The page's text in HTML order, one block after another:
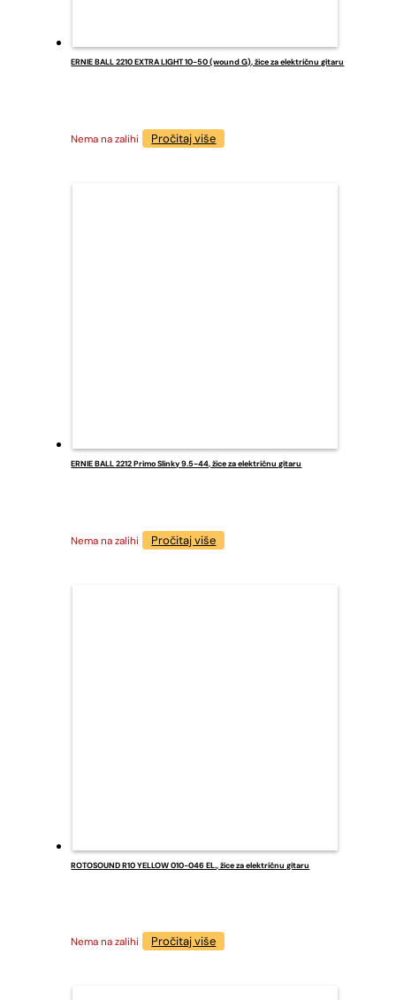
ERNIE BALL 2210 EXTRA LIGHT 10-50 (wound G), žice za električnu gitaru
Nema na zalihi Pročitaj više
ERNIE BALL 2212 Primo Slinky 9.5-44, žice za električnu gitaru
Nema na zalihi Pročitaj više
ROTOSOUND R10 YELLOW 010-046 EL., žice za električnu gitaru
Nema na zalihi Pročitaj više